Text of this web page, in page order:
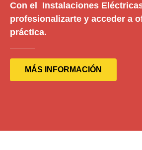
Con el Instalaciones
profesionalizarte y acceder a
práctica.
MÁS INFORMACIÓN